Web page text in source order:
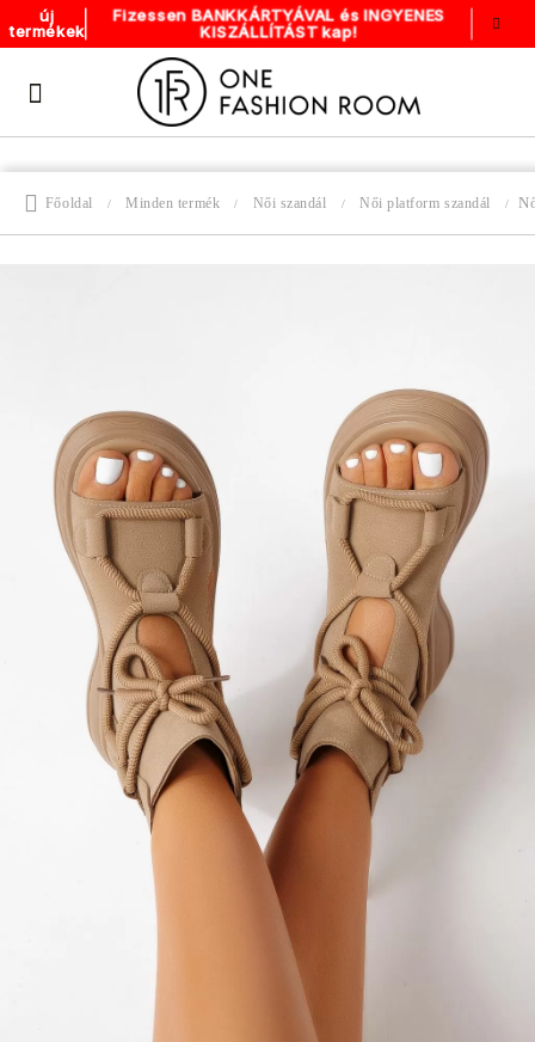
új
termékek
Fizessen BANKKÁRTYÁVAL és INGYENES
KISZÁLLÍTÁST kap!
Főoldal Minden termék Női szandál Női platform szandál